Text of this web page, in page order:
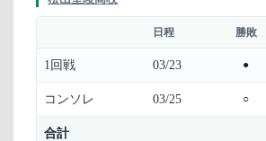
日程 勝敗
1回戦 03/23 ●
コンソレ 03/25 ○
合計